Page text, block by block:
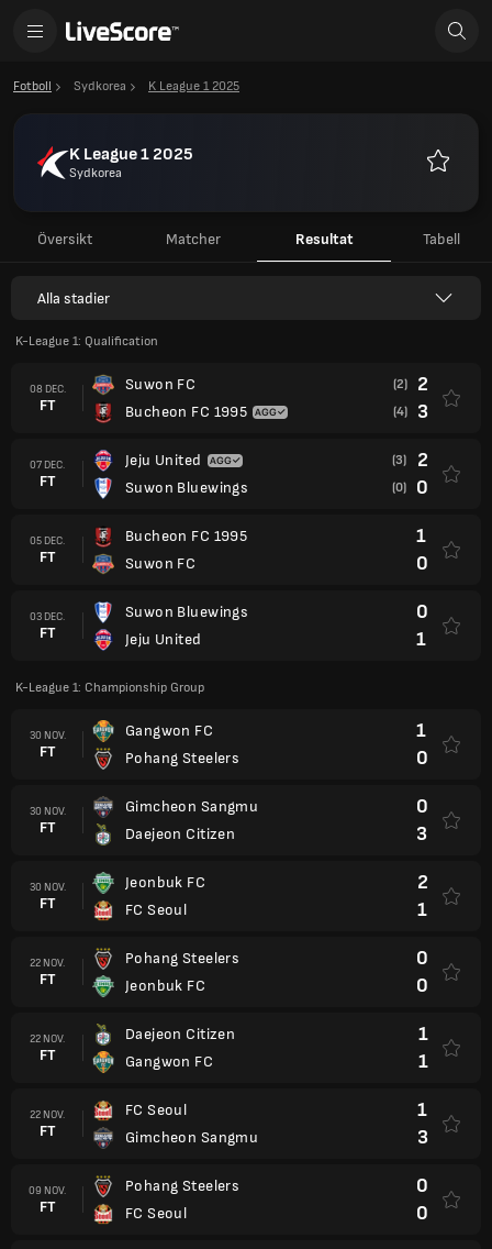
Fotboll Sydkorea K League 1 2025
K League 1 2025
Sydkorea
Översikt Matcher Resultat Tabell
Alla stadier
K-League 1: Qualification
08 DEC.
FT
Suwon FC
Bucheon FC 1995
(2) 2
(4) 3
07 DEC.
FT
Jeju United
Suwon Bluewings
(3) 2
(0) 0
05 DEC.
FT
Bucheon FC 1995
Suwon FC
1
0
03 DEC.
FT
Suwon Bluewings
Jeju United
0
1
K-League 1: Championship Group
30 NOV.
FT
Gangwon FC
Pohang Steelers
1
0
30 NOV.
FT
Gimcheon Sangmu
Daejeon Citizen
0
3
30 NOV.
FT
Jeonbuk FC
FC Seoul
2
1
22 NOV.
FT
Pohang Steelers
Jeonbuk FC
0
0
22 NOV.
FT
Daejeon Citizen
Gangwon FC
1
1
22 NOV.
FT
FC Seoul
Gimcheon Sangmu
1
3
09 NOV.
FT
Pohang Steelers
FC Seoul
0
0